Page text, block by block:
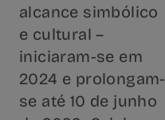
alcance simbólico
e cultural –
iniciaram-se em
2024 e prolongam-
se até 10 de junho